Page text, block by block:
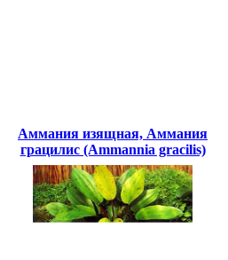
Аммания изящная, Аммания
грацилис (Ammannia gracilis)